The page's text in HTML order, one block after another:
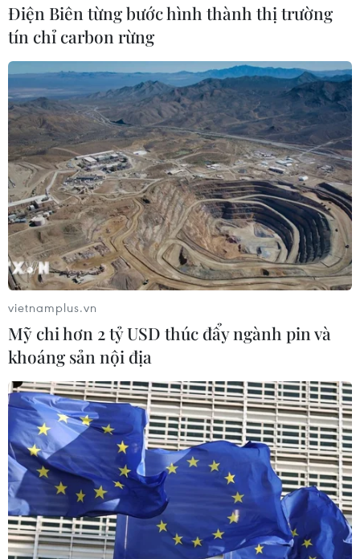
Điện Biên từng bước hình thành thị trường
tín chỉ carbon rừng
vietnamplus.vn
Mỹ chi hơn 2 tỷ USD thúc đẩy ngành pin và
khoáng sản nội địa